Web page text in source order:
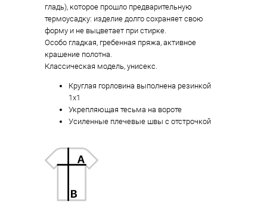
гладь), которое прошло предварительную
термоусадку: изделие долго сохраняет свою
форму и не выцветает при стирке.
Особо гладкая, гребенная пряжа, активное
крашение полотна.
Классическая модель, унисекс.
Круглая горловина выполнена резинкой
1x1
Укрепляющая тесьма на вороте
Усиленные плечевые швы с отстрочкой